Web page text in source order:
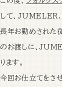
して、JUMELER.
長年お勤めされた
のお渡しに、
ります。
今回お仕立てをさ